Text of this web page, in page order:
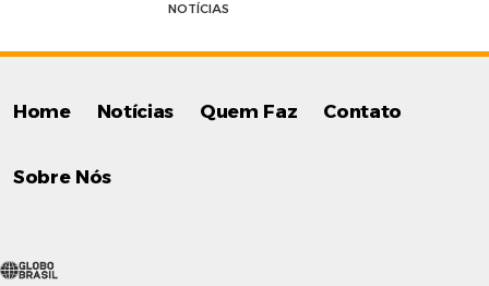
NOTÍCIAS
Home Notícias Quem Faz Contato
Sobre Nós